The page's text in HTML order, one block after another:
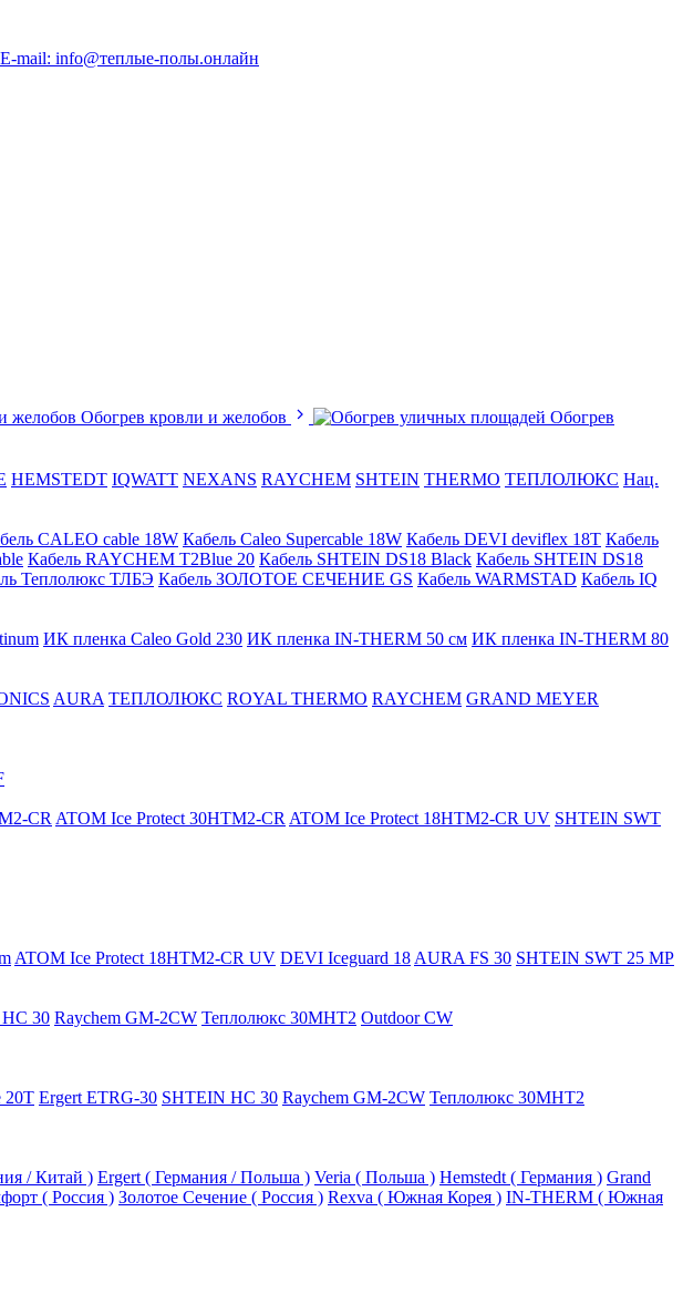
E-mail: info@теплые-полы.онлайн
Обогрев кровли и желобов
Обогрев
HEMSTEDT IQWATT NEXANS RAYCHEM SHTEIN THERMO ТЕПЛОЛЮКС Нац.
CALEO cable 18W Кабель Caleo Supercable 18W Кабель DEVI deviflex 18T Кабель
Кабель RAYCHEM T2Blue 20 Кабель SHTEIN DS18 Black Кабель SHTEIN DS18
Теплолюкс ТЛБЭ Кабель ЗОЛОТОЕ СЕЧЕНИЕ GS Кабель WARMSTAD Кабель IQ
ИК пленка Caleo Gold 230 ИК пленка IN-THERM 50 см ИК пленка IN-THERM 80
AURA ТЕПЛОЛЮКС ROYAL THERMO RAYCHEM GRAND MEYER
CR ATOM Ice Protect 30HTM2-CR ATOM Ice Protect 18HTM2-CR UV SHTEIN SWT
ATOM Ice Protect 18HTM2-CR UV DEVI Iceguard 18 AURA FS 30 SHTEIN SWT 25 MP
30 Raychem GM-2CW Теплолюкс 30МНТ2 Outdoor CW
20T Ergert ETRG-30 SHTEIN HC 30 Raychem GM-2CW Теплолюкс 30МНТ2
/ Китай ) Ergert ( Германия / Польша ) Veria ( Польша ) Hemstedt ( Германия ) Grand
( Россия ) Золотое Сечение ( Россия ) Rexva ( Южная Корея ) IN-THERM ( Южная